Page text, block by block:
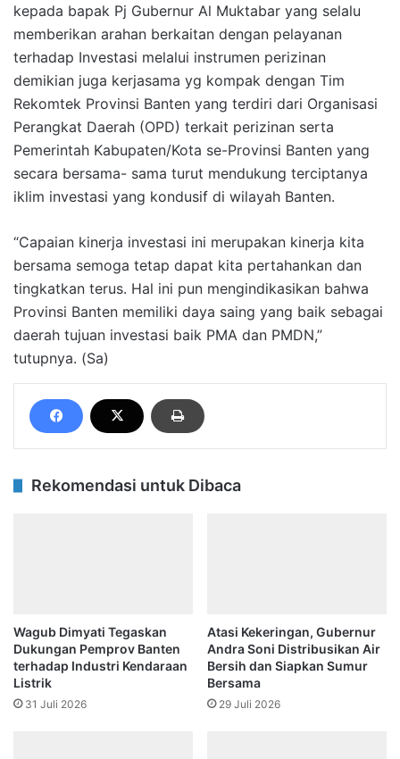
kepada bapak Pj Gubernur Al Muktabar yang selalu
memberikan arahan berkaitan dengan pelayanan
terhadap Investasi melalui instrumen perizinan
demikian juga kerjasama yg kompak dengan Tim
Rekomtek Provinsi Banten yang terdiri dari Organisasi
Perangkat Daerah (OPD) terkait perizinan serta
Pemerintah Kabupaten/Kota se-Provinsi Banten yang
secara bersama- sama turut mendukung terciptanya
iklim investasi yang kondusif di wilayah Banten.
“Capaian kinerja investasi ini merupakan kinerja kita
bersama semoga tetap dapat kita pertahankan dan
tingkatkan terus. Hal ini pun mengindikasikan bahwa
Provinsi Banten memiliki daya saing yang baik sebagai
daerah tujuan investasi baik PMA dan PMDN,”
tutupnya. (Sa)
Rekomendasi untuk Dibaca
Wagub Dimyati Tegaskan
Dukungan Pemprov Banten
terhadap Industri Kendaraan
Listrik
31 Juli 2026
Atasi Kekeringan, Gubernur
Andra Soni Distribusikan Air
Bersih dan Siapkan Sumur
Bersama
29 Juli 2026